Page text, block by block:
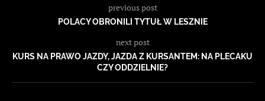
previous post
POLACY OBRONILI TYTUŁ W LESZNIE
next post
KURS NA PRAWO JAZDY, JAZDA Z KURSANTEM: NA PLECAKU
CZY ODDZIELNIE?